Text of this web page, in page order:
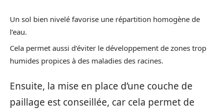
Un sol bien nivelé favorise une répartition homogène de
l’eau.
Cela permet aussi d’éviter le développement de zones trop
humides propices à des maladies des racines.
Ensuite, la mise en place d’une couche de
paillage est conseillée, car cela permet de